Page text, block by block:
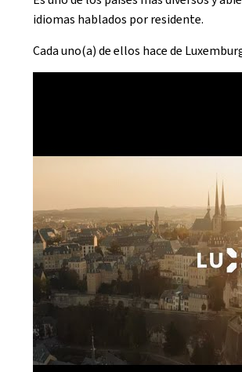
idiomas hablados por residente.
Cada uno(a) de ellos hace de